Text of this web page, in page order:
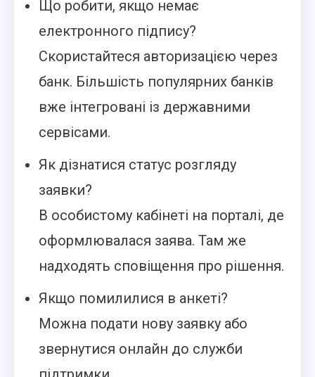
Що робити, якщо немає
електронного підпису?
Скористайтеся авторизацією через
банк. Більшість популярних банків
вже інтегровані із державними
сервісами.
Як дізнатися статус розгляду
заявки?
В особистому кабінеті на порталі, де
оформлювалася заява. Там же
надходять сповіщення про рішення.
Якщо помилилися в анкеті?
Можна подати нову заявку або
звернутися онлайн до служби